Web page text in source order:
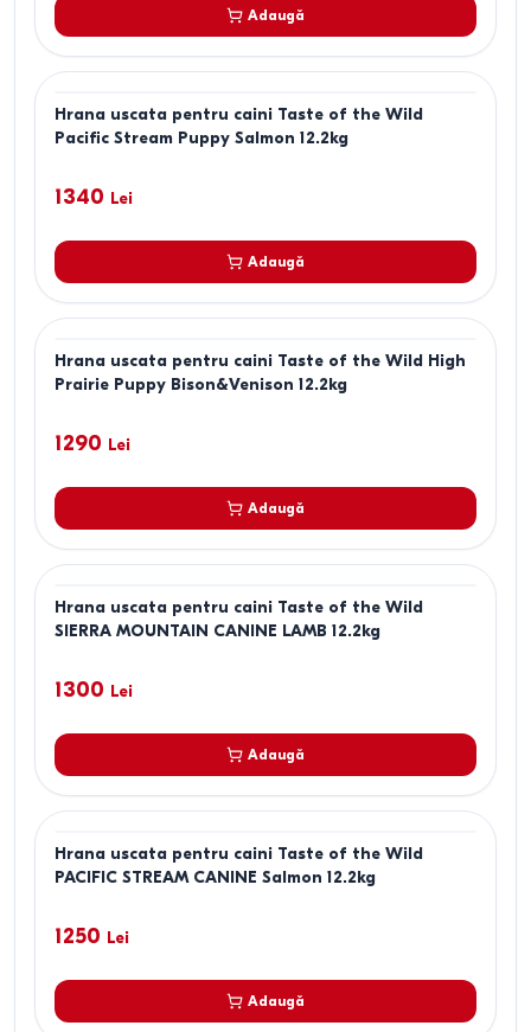
Adaugă
Hrana uscata pentru caini Taste of the Wild
Pacific Stream Puppy Salmon 12.2kg
1340 Lei
Adaugă
Hrana uscata pentru caini Taste of the Wild High
Prairie Puppy Bison&Venison 12.2kg
1290 Lei
Adaugă
Hrana uscata pentru caini Taste of the Wild
SIERRA MOUNTAIN CANINE LAMB 12.2kg
1300 Lei
Adaugă
Hrana uscata pentru caini Taste of the Wild
PACIFIC STREAM CANINE Salmon 12.2kg
1250 Lei
Adaugă